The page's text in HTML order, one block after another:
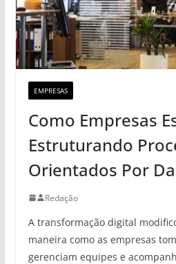
EMPRESAS
Como Empresas
Estruturando
Orientados Por
Redação
A transformação digital
maneira como as empresas
gerenciam equipes e